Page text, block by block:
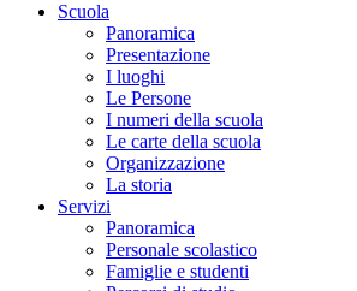
Scuola
Panoramica
Presentazione
I luoghi
Le Persone
I numeri della scuola
Le carte della scuola
Organizzazione
La storia
Servizi
Panoramica
Personale scolastico
Famiglie e studenti